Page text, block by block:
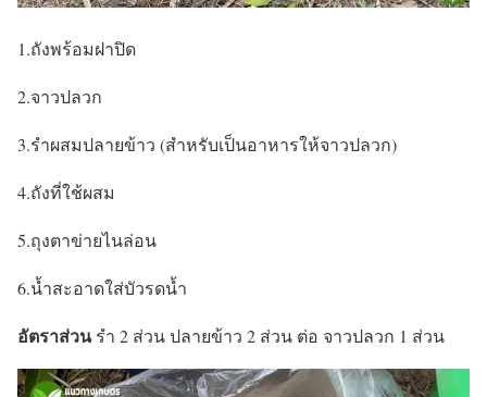
1.ถังพร้อมฝาปิด
2.จาวปลวก
3.รำผสมปลายข้าว (สำหรับเป็นอาหารให้จาวปลวก)
4.ถังที่ใช้ผสม
5.ถุงตาข่ายไนล่อน
6.น้ำสะอาดใส่บัวรดน้ำ
อัตราส่วนรำ 2 ส่วน ปลายข้าว 2 ส่วน ต่อ จาวปลวก 1 ส่วน